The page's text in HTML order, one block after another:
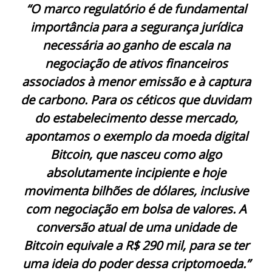
“O marco regulatório é de fundamental
importância para a segurança jurídica
necessária ao ganho de escala na
negociação de ativos financeiros
associados à menor emissão e à captura
de carbono. Para os céticos que duvidam
do estabelecimento desse mercado,
apontamos o exemplo da moeda digital
Bitcoin, que nasceu como algo
absolutamente incipiente e hoje
movimenta bilhões de dólares, inclusive
com negociação em bolsa de valores. A
conversão atual de uma unidade de
Bitcoin equivale a R$ 290 mil, para se ter
uma ideia do poder dessa criptomoeda.”